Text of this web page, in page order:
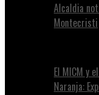
Alcaldia
Montecristi
El MICM y
Naranja: